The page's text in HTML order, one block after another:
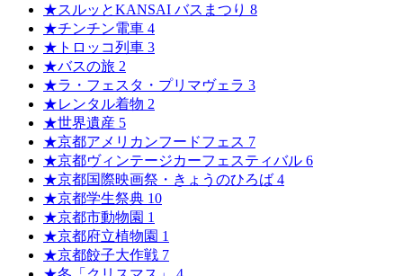
★スルッとKANSAI バスまつり 8
★チンチン電車 4
★トロッコ列車 3
★バスの旅 2
★ラ・フェスタ・プリマヴェラ 3
★レンタル着物 2
★世界遺産 5
★京都アメリカンフードフェス 7
★京都ヴィンテージカーフェスティバル 6
★京都国際映画祭・きょうのひろば 4
★京都学生祭典 10
★京都市動物園 1
★京都府立植物園 1
★京都餃子大作戦 7